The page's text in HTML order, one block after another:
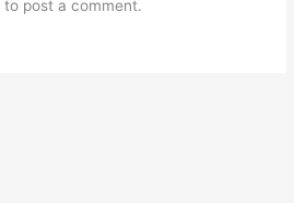
to post a comment.